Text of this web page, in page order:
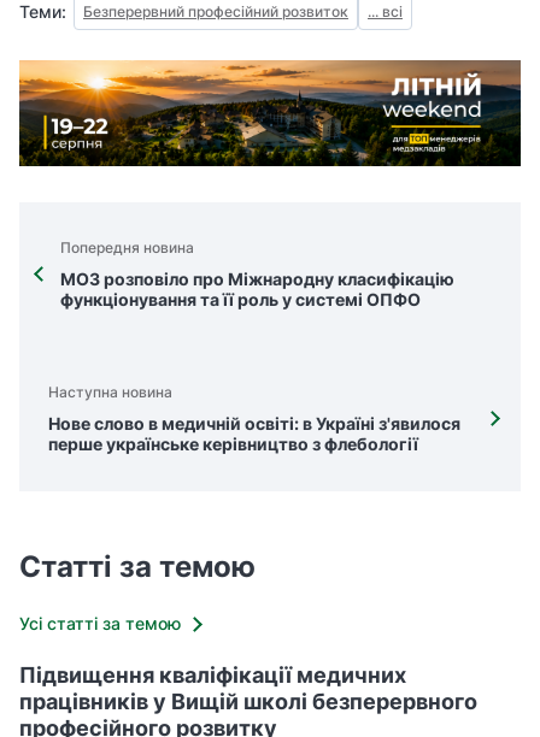
Теми: Безперервний професійний розвиток ... всі
Попередня новина
МОЗ розповіло про Міжнародну класифікацію
функціонування та її роль у системі ОПФО
Наступна новина
Нове слово в медичній освіті: в Україні з'явилося
перше українське керівництво з флебології
Статті за темою
Усі статті за темою
Підвищення кваліфікації медичних
працівників у Вищій школі безперервного
професійного розвитку